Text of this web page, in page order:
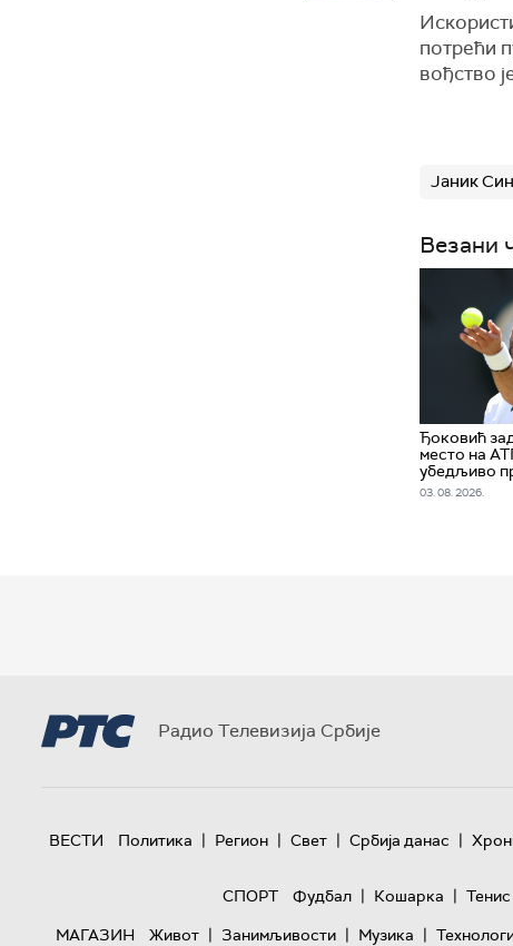
потрећи
вођство
Јаник
Везани
Ђоковић
место на
убедљиво
03. 08. 2026.
Радио Телевизија Србије
ВЕСТИ Политика | Регион | Свет | Србија данас |
СПОРТ
Фудбал | Кошарка | Тенис
МАГАЗИН
Живот | Занимљивости | Музика |